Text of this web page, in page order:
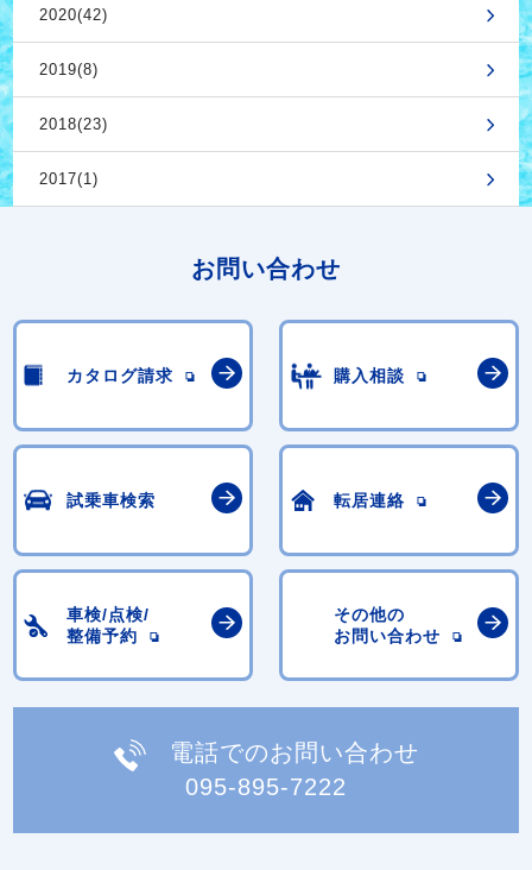
2020(42)
2019(8)
2018(23)
2017(1)
お問い合わせ
カタログ請求 購入相談
試乗車検索 転居連絡
車検/点検/
整備予約
その他の
お問い合わせ
電話でのお問い合わせ
095-895-7222